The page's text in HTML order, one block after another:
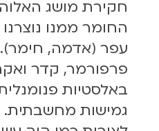
החומר ממנו
עפר (אדמה, חימר).
פרפורמר, קדר
באלסטיות
גמישות מחשבתית.